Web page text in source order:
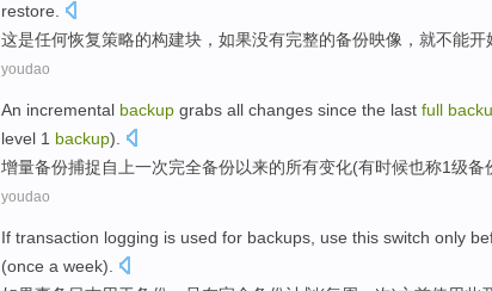
restore.
这是任何恢复策略的构建块 ， 如果没有完整的备份映像 ， 就不能开
youdao
An incremental backup grabs all changes since the last full
level 1 backup).
增量备份捕捉 自 上一次完全备份以来的所有变化(有时候也称1级备
youdao
If transaction logging is used for backups use this switch only
(once a week).